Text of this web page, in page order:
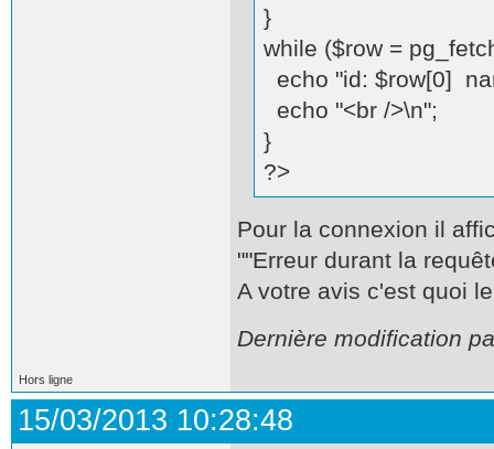
}
while ($row =
echo "id: $row[0]
echo "<br />\n";
}
?>
Pour la connexion il
""Erreur durant la
A votre avis c'est quoi
Dernière modification
Hors ligne
15/03/2013 10:28:48